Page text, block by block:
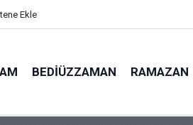
Ekle
BEDIÜZZAMAN RAMAZAN